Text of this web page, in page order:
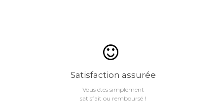
Satisfaction assurée
Vous êtes simplement
satisfait ou remboursé !